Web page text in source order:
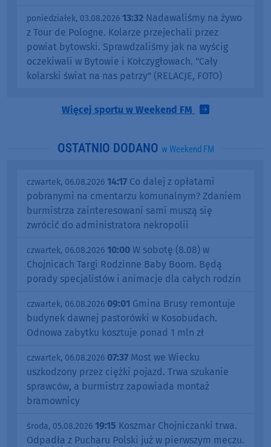
poniedziałek, 03.08.2026 13:32 Nadawaliśmy na żywo
z Tour de Pologne. Kolarze przejechali przez
powiat bytowski. Sprawdzaliśmy jak na wyścig
oczekiwali w Bytowie i Kołczygłowach. "Cały
kolarski świat na nas patrzy" (RELACJE, FOTO)
Więcej sportu w Weekend FM
OSTATNIO DODANO w Weekend FM
czwartek, 06.08.2026 14:17 Co dalej z opłatami
pobranymi na cmentarzu komunalnym? Zdaniem
burmistrza zainteresowani sami muszą się
zwrócić do administratora nekropolii
czwartek, 06.08.2026 10:00 W sobotę (8.08) w
Chojnicach Targi Rodzinne Baby Boom. Będą
porady specjalistów i animacje dla całych rodzin
czwartek, 06.08.2026 09:01 Gmina Brusy remontuje
budynek dawnej pastorówki w Kosobudach.
Odnowa zabytku kosztuje ponad 1 mln zł
czwartek, 06.08.2026 07:37 Most we Wiecku
uszkodzony przez ciężki pojazd. Trwa szukanie
sprawców, a burmistrz zapowiada montaż
bramownicy
środa, 05.08.2026 19:15 Koszmar Chojniczanki trwa.
Odpadła z Pucharu Polski już w pierwszym meczu.